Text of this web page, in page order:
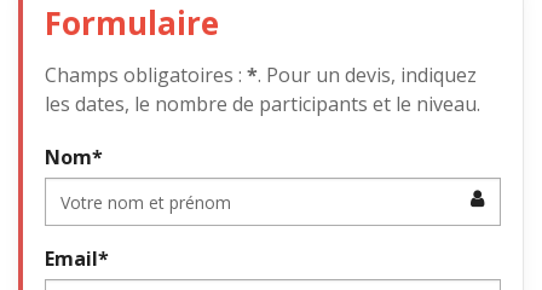
Formulaire
Champs obligatoires : *. Pour un devis, indiquez
les dates, le nombre de participants et le niveau.
Nom*
Email*